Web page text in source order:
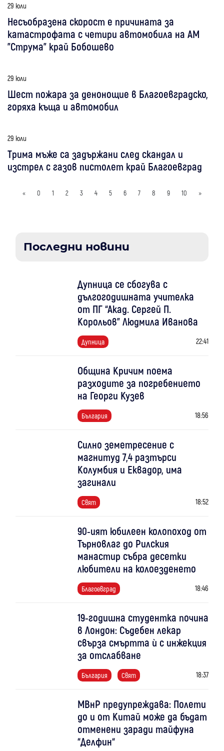
29 юли
Несъобразена скорост е причината за
катастрофата с четири автомобила на АМ
"Струма" край Бобошево
29 юли
Шест пожара за денонощие в Благоевградско,
горяха къща и автомобил
29 юли
Трима мъже са задържани след скандал и
изстрел с газов пистолет край Благоевград
« 0 1 2 3 4 5 6 7 8 9 10 »
Последни новини
Дупница се сбогува с
дългогодишната учителка
от ПГ “Акад. Сергей П.
Корольов" Людмила Иванова
Дупница 22:41
Община Кричим поема
разходите за погребението
на Георги Кузев
България 18:56
Силно земетресение с
магнитуд 7,4 разтърси
Колумбия и Еквадор, има
загинали
Свят 18:52
90-ият юбилеен колопоход от
Търновлаг до Рилския
манастир събра десетки
любители на колоезденето
Благоевград 18:46
19-годишна студентка почина
в Лондон: Съдебен лекар
свърза смъртта ѝ с инжекция
за отслабване
България Свят 18:37
МВнР предупреждава: Полети
до и от Китай може да бъдат
отменени заради тайфуна
“Делфин“